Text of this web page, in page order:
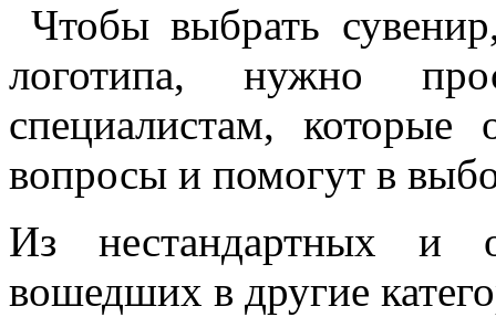
Чтобы выбрать
логотипа, нужно
специалистам, которые
вопросы и помогут в
Из нестандартных и
вошедших в другие